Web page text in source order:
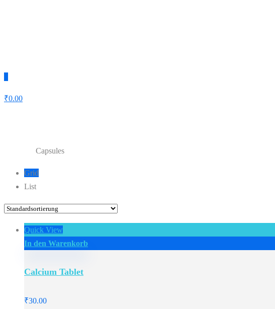
₹0.00
Capsules
Grid
List
Quick View
In den Warenkorb
Calcium Tablet
₹30.00